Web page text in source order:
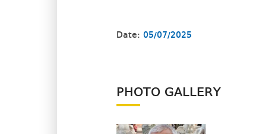
Date: 05/07/2025
PHOTO GALLERY